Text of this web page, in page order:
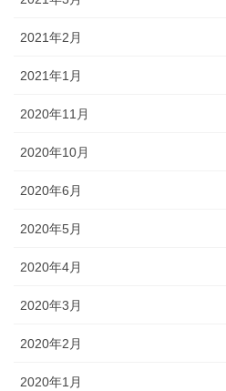
2021年2月
2021年1月
2020年11月
2020年10月
2020年6月
2020年5月
2020年4月
2020年3月
2020年2月
2020年1月